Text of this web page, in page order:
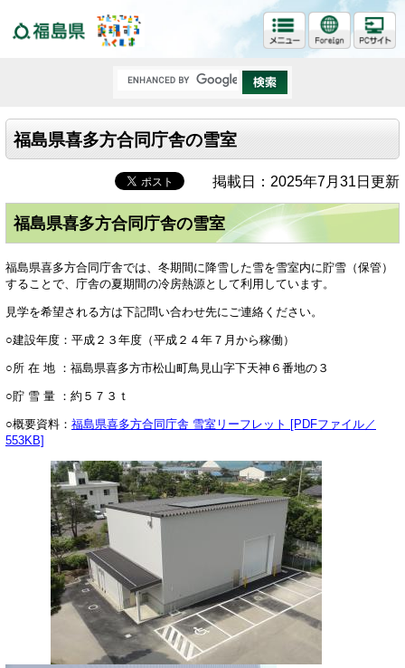
福島県喜多方合同庁舎の雪室
掲載日：2025年7月31日更新
福島県喜多方合同庁舎の雪室
福島県喜多方合同庁舎では、冬期間に降雪した雪を雪室内に貯雪（保管）
することで、庁舎の夏期間の冷房熱源として利用しています。
見学を希望される方は下記問い合わせ先にご連絡ください。
○建設年度：平成２３年度（平成２４年７月から稼働）
○所 在 地 ：福島県喜多方市松山町鳥見山字下天神６番地の３
○貯 雪 量 ：約５７３ｔ
○概要資料： 福島県喜多方合同庁舎 雪室リーフレット [PDFファイル／
553KB]